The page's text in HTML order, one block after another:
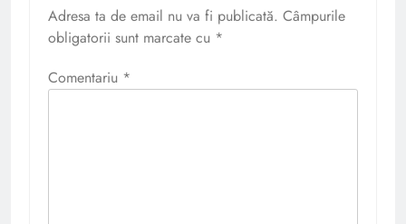
Adresa ta de email nu va fi publicată. Câmpurile
obligatorii sunt marcate cu *
Comentariu *